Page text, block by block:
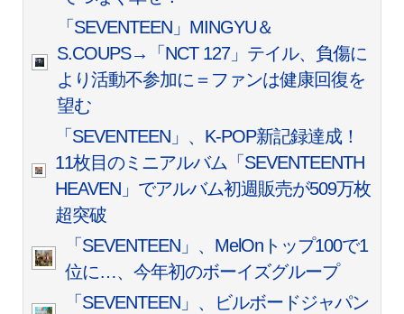
「SEVENTEEN」MINGYU＆
S.COUPS→「NCT 127」テイル、負傷に
より活動不参加に＝ファンは健康回復を
望む
「SEVENTEEN」、K-POP新記録達成！
11枚目のミニアルバム「SEVENTEENTH
HEAVEN」でアルバム初週販売が509万枚
超突破
「SEVENTEEN」、MelOnトップ100で1
位に…、今年初のボーイズグループ
「SEVENTEEN」、ビルボードジャパン